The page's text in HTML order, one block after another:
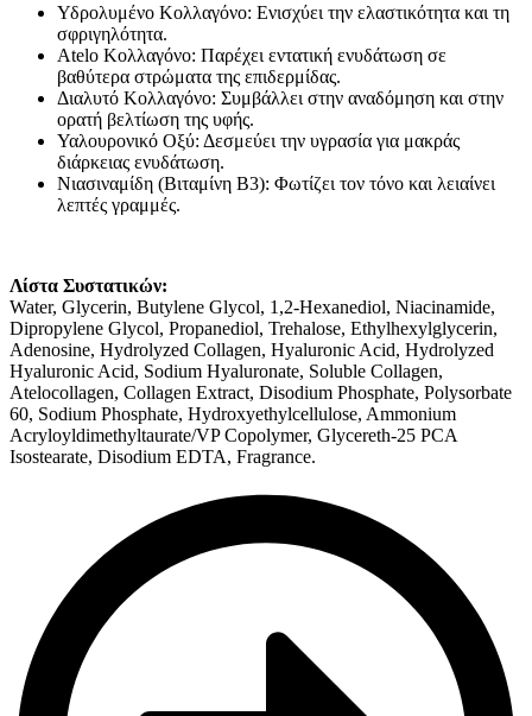
Υδρολυμένο Κολλαγόνο: Ενισχύει την ελαστικότητα και τη
σφριγηλότητα.
Atelo Κολλαγόνο: Παρέχει εντατική ενυδάτωση σε
βαθύτερα στρώματα της επιδερμίδας.
Διαλυτό Κολλαγόνο: Συμβάλλει στην αναδόμηση και στην
ορατή βελτίωση της υφής.
Υαλουρονικό Οξύ: Δεσμεύει την υγρασία για μακράς
διάρκειας ενυδάτωση.
Νιασιναμίδη (Βιταμίνη Β3): Φωτίζει τον τόνο και λειαίνει
λεπτές γραμμές.
Λίστα Συστατικών:
Water, Glycerin, Butylene Glycol, 1,2-Hexanediol, Niacinamide,
Dipropylene Glycol, Propanediol, Trehalose, Ethylhexylglycerin,
Adenosine, Hydrolyzed Collagen, Hyaluronic Acid, Hydrolyzed
Hyaluronic Acid, Sodium Hyaluronate, Soluble Collagen,
Atelocollagen, Collagen Extract, Disodium Phosphate, Polysorbate
60, Sodium Phosphate, Hydroxyethylcellulose, Ammonium
Acryloyldimethyltaurate/VP Copolymer, Glycereth-25 PCA
Isostearate, Disodium EDTA, Fragrance.